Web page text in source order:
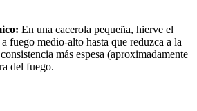
En una cacerola pequeña, hierve el
fuego medio-alto hasta que reduzca a la
más espesa (aproximadamente
del fuego.